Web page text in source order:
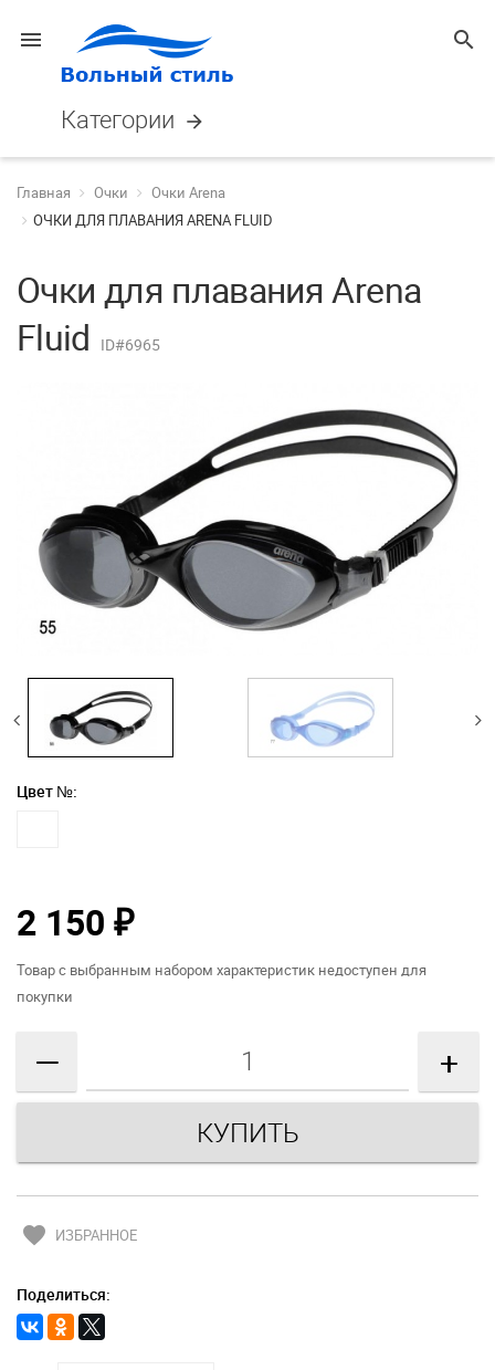
menu search
Категории arrow_forward
Главная Очки
Очки Arena
ОЧКИ ДЛЯ ПЛАВАНИЯ ARENA FLUID
Очки для плавания Arena
Fluid
ID#6965
Цвет №:
2 150 ₽
Товар с выбранным набором характеристик недоступен для
покупки
— +
favorite ИЗБРАННОЕ
Поделиться: